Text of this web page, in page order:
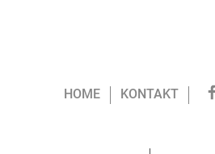
HOME KONTAKT